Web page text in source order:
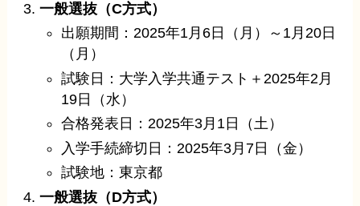
一般選抜（C方式）
出願期間：2025年1月6日（月）～1月20日
（月）
試験日：大学入学共通テスト＋2025年2月
19日（水）
合格発表日：2025年3月1日（土）
入学手続締切日：2025年3月7日（金）
試験地：東京都
一般選抜（D方式）